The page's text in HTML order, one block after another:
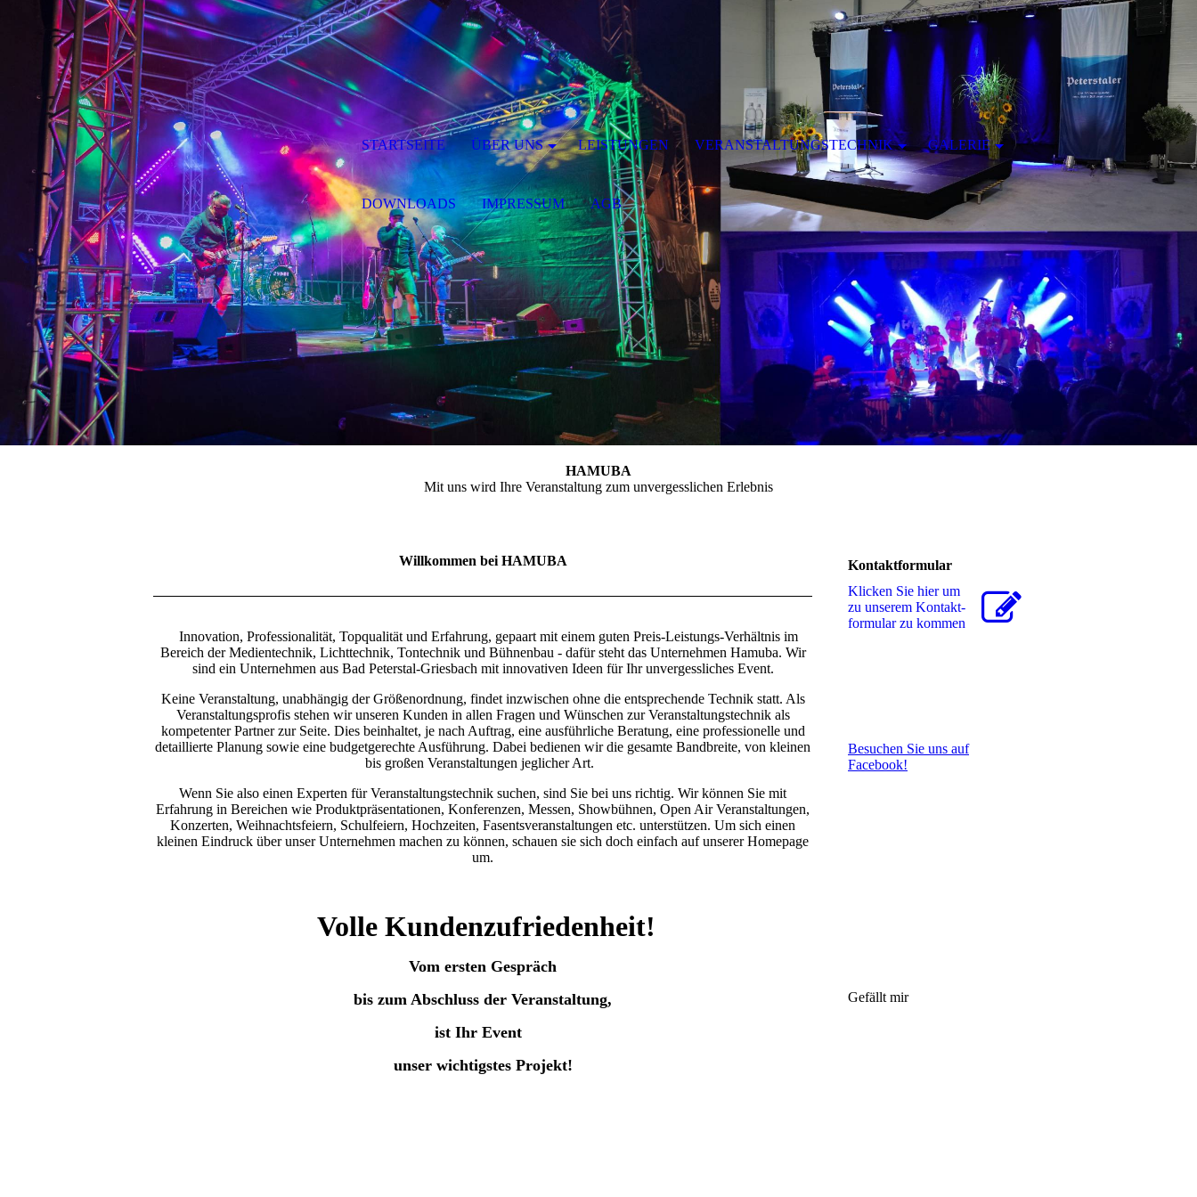
HAMUBA
Mit uns wird Ihre Veranstaltung zum unvergesslichen Erlebnis
Willkommen bei HAMUBA
Innovation, Professionalität, Topqualität und Erfahrung, gepaart mit einem guten Preis-Leistungs-Verhältnis im
Bereich der Medientechnik, Lichttechnik, Tontechnik und Bühnenbau - dafür steht das Unternehmen Hamuba. Wir
sind ein Unternehmen aus Bad Peterstal-Griesbach mit innovativen Ideen für Ihr unvergessliches Event.
Keine Veranstaltung, unabhängig der Größenordnung, findet inzwischen ohne die entsprechende Technik statt. Als
Veranstaltungsprofis stehen wir unseren Kunden in allen Fragen und Wünschen zur Veranstaltungstechnik als
kompetenter Partner zur Seite. Dies beinhaltet, je nach Auftrag, eine ausführliche Beratung, eine professionelle und
detaillierte Planung sowie eine budgetgerechte Ausführung. Dabei bedienen wir die gesamte Bandbreite, von kleinen
bis großen Veranstaltungen jeglicher Art.
Wenn Sie also einen Experten für Veranstaltungstechnik suchen, sind Sie bei uns richtig. Wir können Sie mit
Erfahrung in Bereichen wie Produktpräsentationen, Konferenzen, Messen, Showbühnen, Open Air Veranstaltungen,
Konzerten, Weihnachtsfeiern, Schulfeiern, Hochzeiten, Fasentsveranstaltungen etc. unterstützen. Um sich einen
kleinen Eindruck über unser Unternehmen machen zu können, schauen sie sich doch einfach auf unserer Homepage
um.
Volle Kundenzufriedenheit!
Vom ersten Gespräch
bis zum Abschluss der Veranstaltung,
ist Ihr Event
unser wichtigstes Projekt!
Kontaktformular
Klicken Sie hier um
zu unserem Kon­takt­
for­mu­lar zu kommen
Besuchen Sie uns auf
Facebook!
Gefällt mir
STARTSEITE ÜBER UNS LEISTUNGEN VERANSTALTUNGSTECHNIK GALERIE
DOWNLOADS IMPRESSUM AGB